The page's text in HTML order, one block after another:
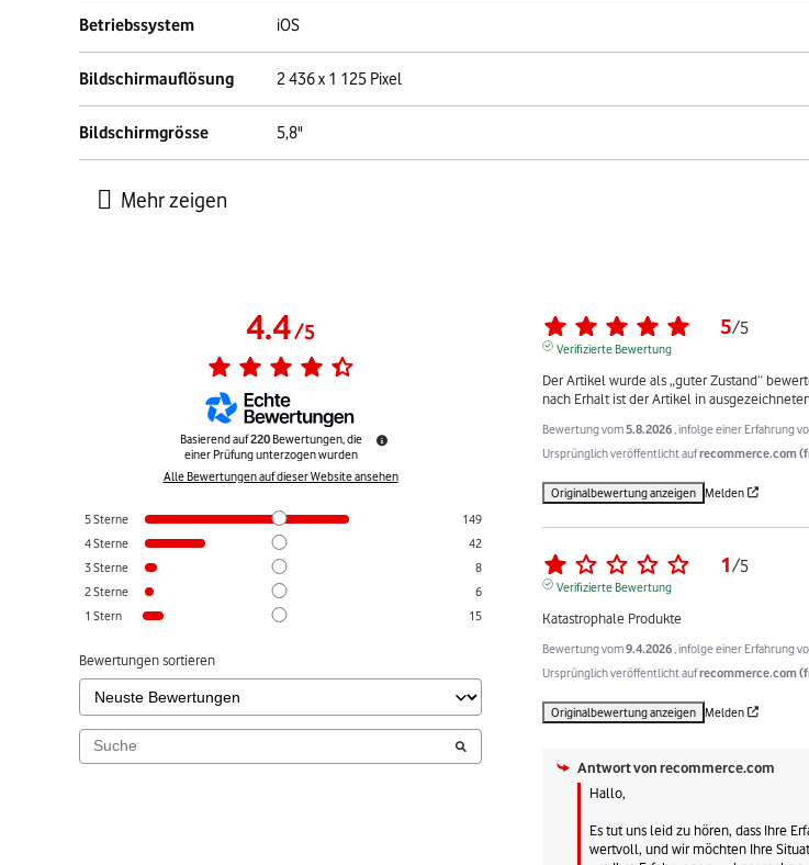
Betriebssystem iOS
Bildschirmauflösung 2 436 x 1 125 Pixel
Bildschirmgrösse 5,8"
4.4/5
Basierend auf220 Bewertungen, die
einer Prüfung unterzogen wurden
Alle Bewertungen auf dieser Website ansehen
5Sterne
149
4Sterne
42
3Sterne
8
2Sterne
6
1 Stern 15
Bewertungen sortieren
5/5
Verifizierte Bewertung
Der Artikel wurde als „guter Zustand“
nach Erhalt ist der Artikel in
Bewertung vom5.8.2026 , infolge einer Erfahrung
Ursprünglich veröffentlicht aufrecommerce.com
Originalbewertung anzeigen Melden
1/5
Verifizierte Bewertung
Katastrophale Produkte
Bewertung vom9.4.2026 , infolge einer Erfahrung
Ursprünglich veröffentlicht aufrecommerce.com
Originalbewertung anzeigen Melden
Antwort vonrecommerce.com
Hallo,
Es tut uns leid zu hören, dass Ihre
wertvoll, und wir möchten Ihre